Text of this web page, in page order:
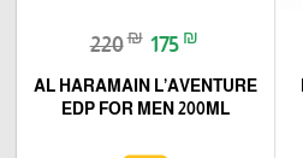
220₪ 175 ₪
AL HARAMAIN L’AVENTURE
EDP FOR MEN 200ML